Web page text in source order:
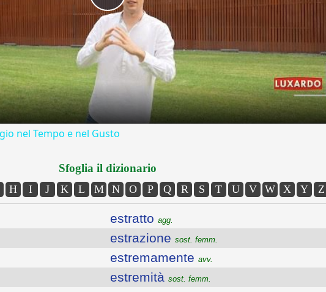
Play
Video
nel Tempo e nel Gusto
Sfoglia il dizionario
H I J K L M N O P Q R S T U V W X Y Z
estratto agg.
estrazione sost. femm.
estremamente avv.
estremità sost. femm.